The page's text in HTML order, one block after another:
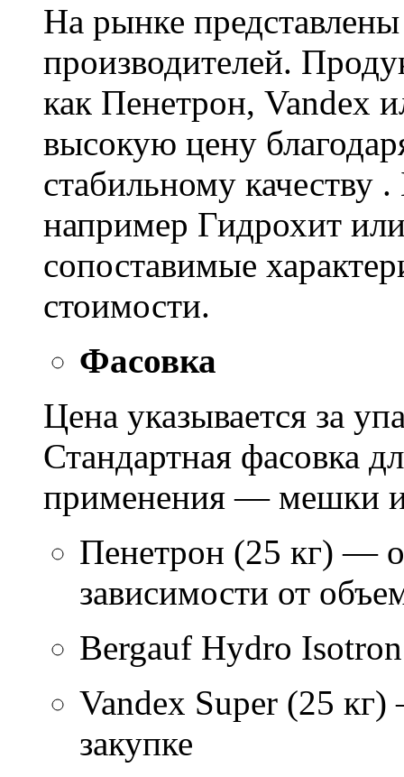
На рынке
производителей.
как Пенетрон, Vandex
высокую цену
стабильному качеству
например Гидрохит
сопоставимые
стоимости.
Фасовка
Цена указывается за
Стандартная фасовка
применения — мешки
Пенетрон (25 кг) —
зависимости от
Bergauf Hydro
Vandex Super (25
закупке